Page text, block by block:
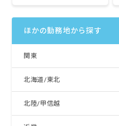
ほかの勤務地から探す
関東
北海道/東北
北陸/甲信越